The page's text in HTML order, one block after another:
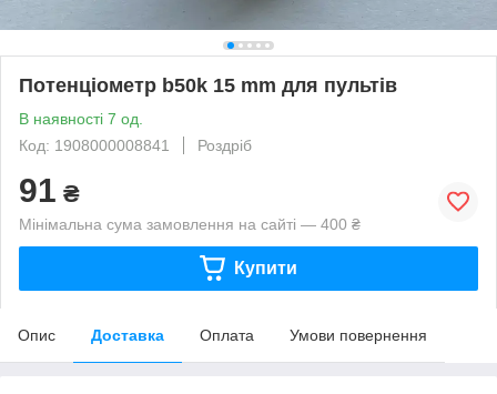
Потенціометр b50k 15 mm для пультів
В наявності 7 од.
Код: 1908000008841
Роздріб
91 ₴
Мінімальна сума замовлення на сайті — 400 ₴
Купити
Опис Доставка Оплата Умови повернення